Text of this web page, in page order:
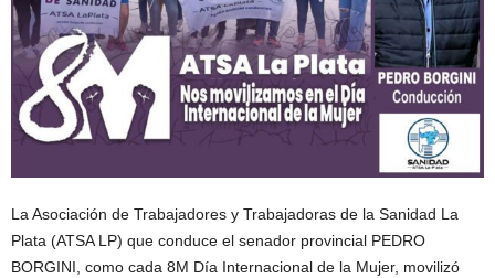
La Asociación de Trabajadores y Trabajadoras de la Sanidad La
Plata (ATSA LP) que conduce el senador provincial PEDRO
BORGINI, como cada 8M Día Internacional de la Mujer, movilizó